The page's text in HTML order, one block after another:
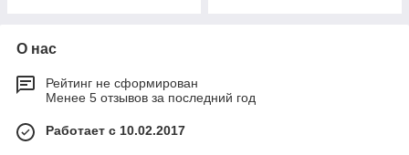
О нас
Рейтинг не сформирован
Менее 5 отзывов за последний год
Работает с 10.02.2017